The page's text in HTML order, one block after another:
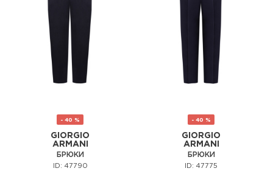
- 40 %
GIORGIO
ARMANI
БРЮКИ
ID: 47790
- 40 %
GIORGIO
ARMANI
БРЮКИ
ID: 47775